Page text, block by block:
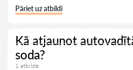
Pāriet uz atbildi
Kā atjaunot
soda?
1 atbilde